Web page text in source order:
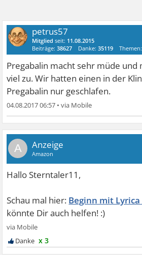
petrus57
Mitglied seit: 11.08.2015
Beiträge:38627 Danke:35119 Themen:
Pregabalin macht sehr müde
viel zu. Wir hatten einen in der
Pregabalin nur geschlafen.
04.08.2017 06:57 •
A
Beginn mit
x 3